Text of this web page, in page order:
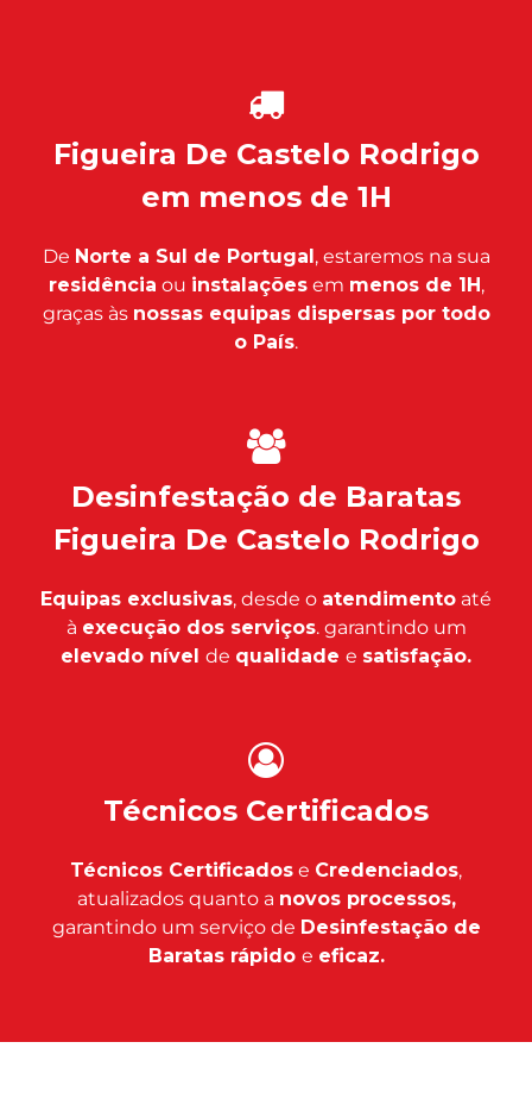
Figueira De Castelo Rodrigo
em menos de 1H
De Norte a Sul de Portugal, estaremos na sua
residência ou instalaçõesem menos de 1H,
graças às nossas equipas dispersas por todo
o País.
Desinfestação de Baratas
Figueira De Castelo Rodrigo
Equipas exclusivas, desde o atendimento até
à execução dos serviços. garantindo um
elevado nível de qualidade e satisfação.
Técnicos Certificados
Técnicos Certificados e Credenciados,
atualizados quanto a novos processos,
garantindo um serviço de Desinfestação de
Baratas rápido e eficaz.